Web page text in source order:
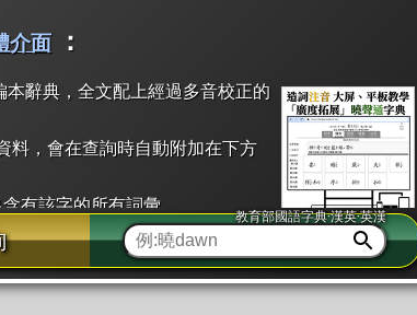
介面 ：
辭典，全文配上經過多音校正的
料，會在查詢時自動附加在下方
有該字的所有詞彙。
部首字」。也支援查詢「同注音」或「同筆畫」。
詞，點擊便可瞬間「連續查詢」此字詞的解釋，不
教育部國語字典·漢英·英漢